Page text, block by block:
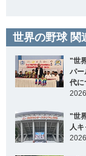
世界の野球 関
"世
パー
代に
"世
人キ